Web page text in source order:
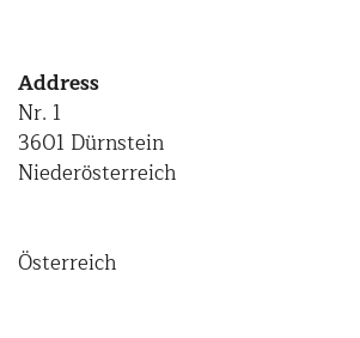
Address
Nr. 1
3601 Dürnstein
Niederösterreich
Österreich